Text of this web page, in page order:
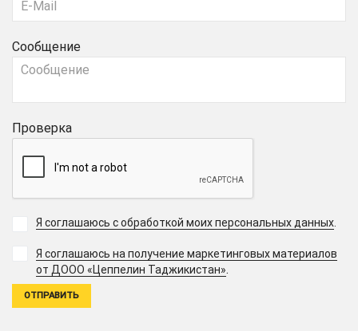
Сообщение
Проверка
Я соглашаюсь с обработкой моих персональных данных.
Я соглашаюсь на получение маркетинговых материалов
от ДООО «Цеппелин Таджикистан».